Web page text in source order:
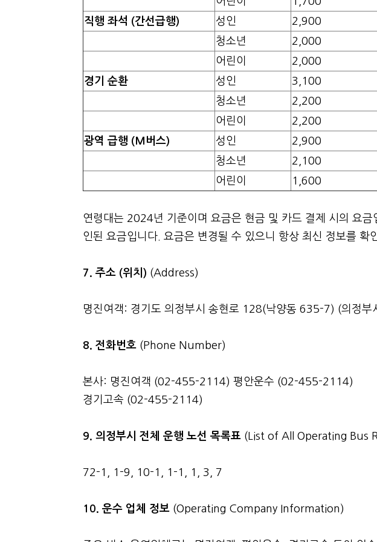
직행 좌석 (간선급행)
성인 2,900
청소년
2,000
어린이
2,000
경기 순환
성인 3,100
청소년
2,200
어린이
2,200
광역 급행 (M버스)
성인 2,900
청소년
2,100
어린이
1,600
연령대는 2024년 기준이며 요금은 현금 및 카드 결제 시의 요
인된 요금입니다. 요금은 변경될 수 있으니 항상 최신 정보를 확
7. 주소 (위치) (Address)
명진여객: 경기도 의정부시 송현로 128(낙양동 635-7) (의정부
8. 전화번호 (Phone Number)
본사: 명진여객 (02-455-2114) 평안운수 (02-455-2114)
경기고속 (02-455-2114)
9. 의정부시 전체 운행 노선 목록표 (List of All Operating Bus
72-1, 1-9, 10-1, 1-1, 1, 3, 7
10. 운수 업체 정보 (Operating Company Information)